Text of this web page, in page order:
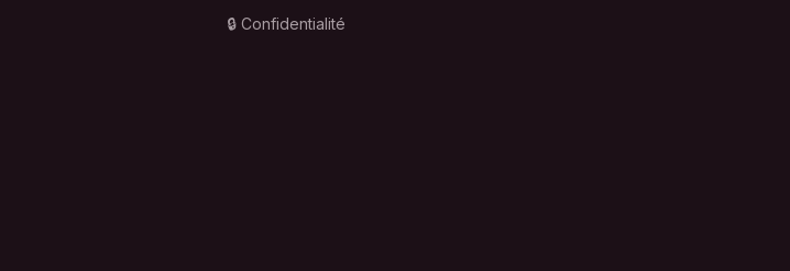
🔒 Confidentialité